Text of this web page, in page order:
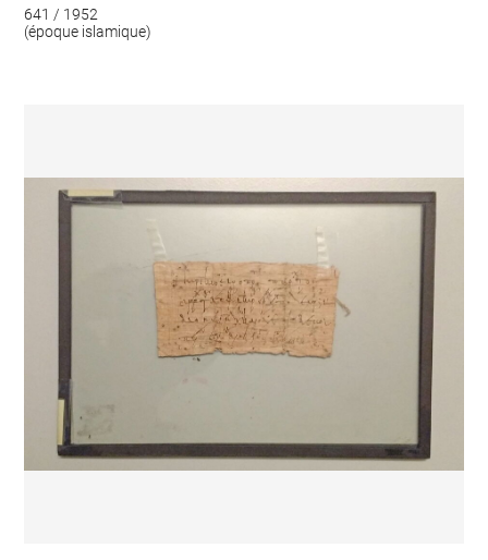
641 / 1952
(époque islamique)